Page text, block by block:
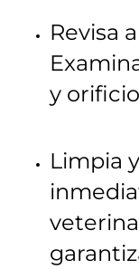
Revisa
y
Limpia